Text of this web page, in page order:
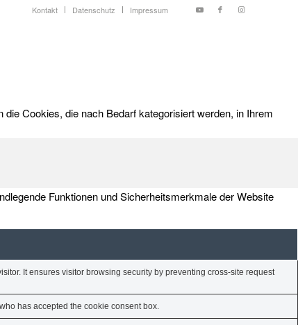
Kontakt Datenschutz Impressum
Cookies, die nach Bedarf kategorisiert werden, in Ihrem
Funktionen und Sicherheitsmerkmale der Website
It ensures visitor browsing security by preventing cross-site request
has accepted the cookie consent box.